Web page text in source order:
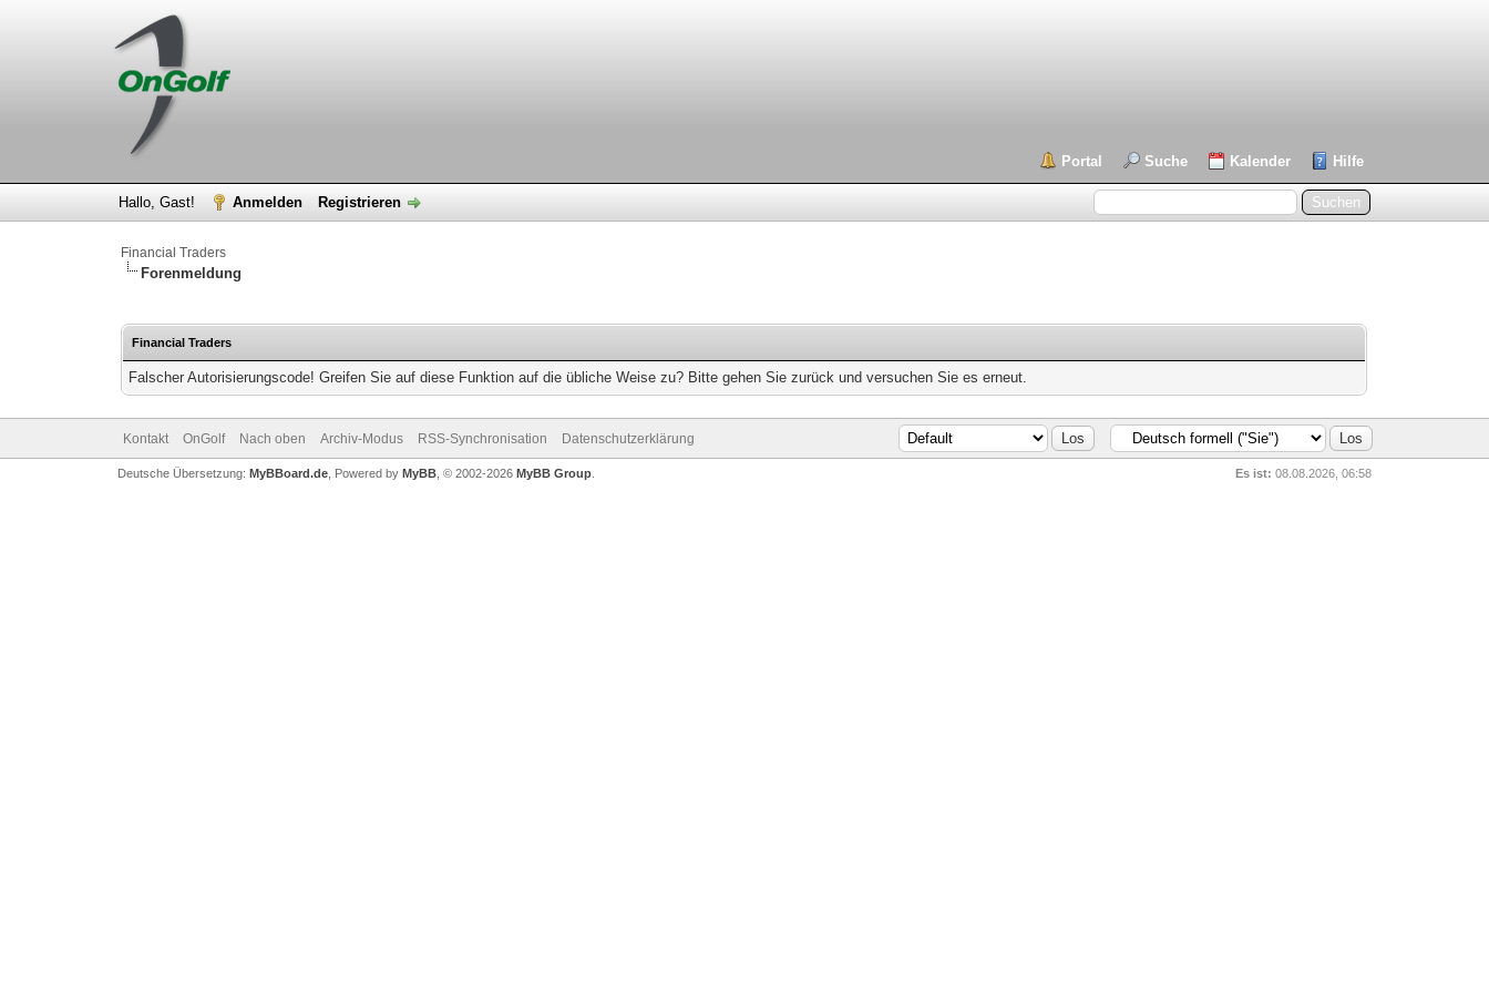
Portal Suche Kalender Hilfe
Hallo, Gast! Anmelden Registrieren
Financial Traders
Forenmeldung
Financial Traders
Falscher Autorisierungscode! Greifen Sie auf diese Funktion auf die übliche Weise zu? Bitte gehen Sie zurück und versuchen Sie es erneut.
Kontakt OnGolf Nach oben Archiv-Modus RSS-Synchronisation Datenschutzerklärung
Es ist: 08.08.2026, 06:58
Deutsche Übersetzung: MyBBoard.de, Powered by MyBB, © 2002-2026 MyBB Group.